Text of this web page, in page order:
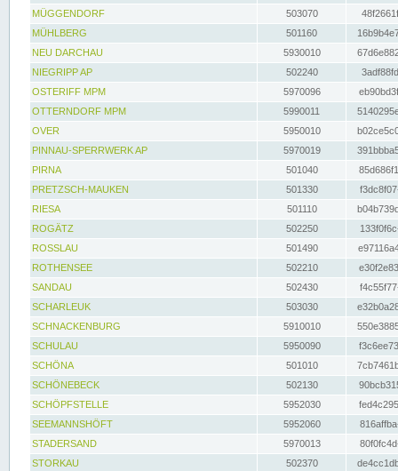
MÜGGENDORF
503070
MÜHLBERG
501160
NEU DARCHAU
5930010
NIEGRIPP AP
502240
OSTERIFF MPM
5970096
OTTERNDORF MPM
5990011
OVER
5950010
PINNAU-SPERRWERK AP
5970019
PIRNA
501040
PRETZSCH-MAUKEN
501330
RIESA
501110
ROGÄTZ
502250
ROSSLAU
501490
ROTHENSEE
502210
SANDAU
502430
SCHARLEUK
503030
SCHNACKENBURG
5910010
SCHULAU
5950090
SCHÖNA
501010
SCHÖNEBECK
502130
SCHÖPFSTELLE
5952030
SEEMANNSHÖFT
5952060
STADERSAND
5970013
STORKAU
502370